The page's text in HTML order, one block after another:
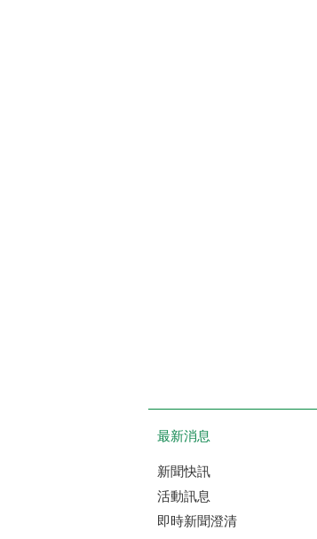
最新消息
新聞快訊
活動訊息
即時新聞澄清